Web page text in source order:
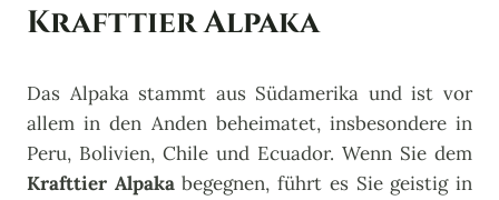
Krafttier Alpaka
Das Alpaka stammt aus Südamerika und ist vor
allem in den Anden beheimatet, insbesondere in
Peru, Bolivien, Chile und Ecuador. Wenn Sie dem
Krafttier Alpakabegegnen, führt es Sie geistig in